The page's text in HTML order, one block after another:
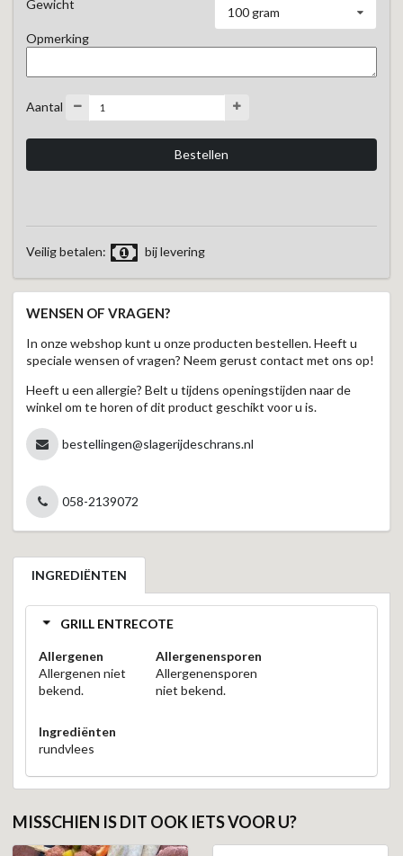
Gewicht
100 gram
Opmerking
Aantal
Veilig betalen: bij levering
WENSEN OF VRAGEN?
In onze webshop kunt u onze producten bestellen. Heeft u
speciale wensen of vragen? Neem gerust contact met ons op!
Heeft u een allergie? Belt u tijdens openingstijden naar de
winkel om te horen of dit product geschikt voor u is.
bestellingen@slagerijdeschrans.nl
058-2139072
INGREDIËNTEN
GRILL ENTRECOTE
Allergenen
Allergenen niet
bekend.
Allergenensporen
Allergenensporen
niet bekend.
Ingrediënten
rundvlees
MISSCHIEN IS DIT OOK IETS VOOR U?